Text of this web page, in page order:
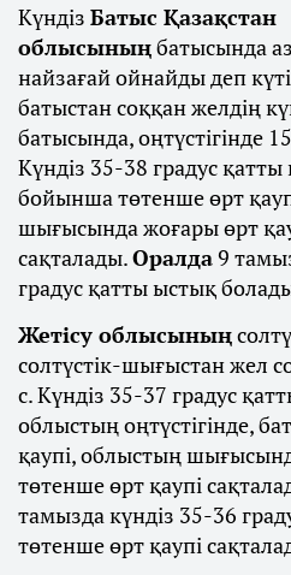
Күндіз Батыс Қазақстан
облысыныңбатысында
найзағай ойнайды деп
батыстан соққан желдің
батысында, оңтүстігінде
Күндіз 35-38 градус
бойынша төтенше өрт
шығысында жоғары өрт
сақталады.Оралда9
градус қатты ыстық
Жетісу облысының
солтүстік-шығыстан жел
с. Күндіз 35-37 градус
облыстың оңтүстігінде,
қаупі, облыстың
төтенше өрт қаупі
тамызда күндіз 35-36
төтенше өрт қаупі